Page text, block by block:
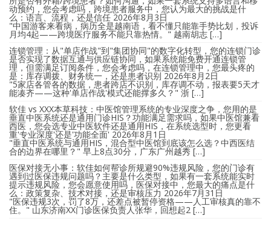
动预约，您会考虑吗，跨境患者服务中，您认为最大的挑战是什
么：语言、流程，还是信任 2026年8月3日
"中国游客来看病，病历全是越南语，看不懂只能靠手势比划，投诉
月均4起——跨境医疗服务不能只靠热情。" 越南胡志 […]
连锁管理：从"单店作战"到"集团协同"的数字化转型，您的连锁门诊
是否实现了数据互通与供应链协同，如果系统能免费开通连锁管
理，但需满足订阅条件，您会考虑吗，在连锁管理中，您最头疼的
是：库存调拨、财务统一，还是患者识别 2026年8月2日
"5家店各管各的数据，患者跨店不识别，库存调不动，报表要5天才
能凑齐——这种'单店作战'模式还能撑多久？" 浙 […]
软佳 vs XXX本草科技：中医馆管理系统的专业深度之争，您用的是
垂直中医系统还是通用门诊HIS？功能满足需求吗，如果中医馆兼看
西医，您会选专业中医软件还是通用HIS，在系统选型时，您更看
重'专业深度'还是'功能全面' 2026年8月1日
"垂直中医系统与通用HIS，混合型中医馆到底该怎么选？中西医结
合的边界在哪里？" 早上8点30分，广东广州越秀 […]
医保对接无小事：软佳如何帮诊所规避90%违规风险，您的门诊有
遇到过医保违规问题吗？主要是什么类型，如果有一套系统能实时
提示违规风险，您会愿意使用吗，医保对接中，您最大的痛点是什
么：政策复杂、技术对接，还是审核压力 2026年7月31日
"医保违规3次，罚了8万，还差点被暂停资格——人工审核真的靠不
住。" 山东济南XX门诊医保负责人张华，回想起2 […]